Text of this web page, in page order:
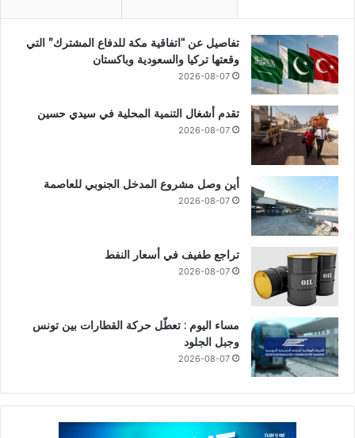
تفاصيل عن “اتفاقية مكة للدفاع المشترك” التي
وقعتها تركيا والسعودية وباكستان
2026-08-07
تقدم أشغال التنمية المحلية في سيدي حسين
2026-08-07
أين وصل مشروع المدخل الجنوبي للعاصمة
2026-08-07
تراجع طفيف في أسعار النفط
2026-08-07
مساء اليوم : تعطّل حركة القطارات بين تونس
وجبل الجلود
2026-08-07